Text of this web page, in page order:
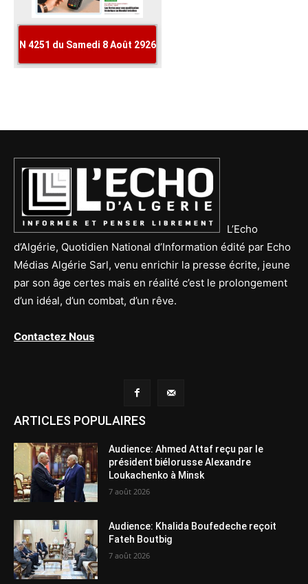
L’Echo
d’Algérie, Quotidien National d’Information édité par Echo
Médias Algérie Sarl, venu enrichir la presse écrite, jeune
par son âge certes mais en réalité c’est le prolongement
d’un idéal, d’un combat, d’un rêve.
Contactez Nous
ARTICLES POPULAIRES
Audience: Ahmed Attaf reçu par le
président biélorusse Alexandre
Loukachenko à Minsk
7 août 2026
Audience: Khalida Boufedeche reçoit
Fateh Boutbig
7 août 2026